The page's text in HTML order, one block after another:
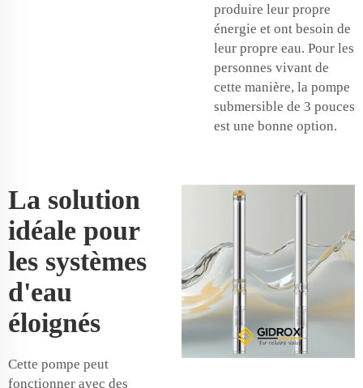
produire leur propre
énergie et ont besoin de
leur propre eau. Pour les
personnes vivant de
cette manière, la pompe
submersible de 3 pouces
est une bonne option.
La solution
idéale pour
les systèmes
d'eau
éloignés
Cette pompe peut
fonctionner avec des